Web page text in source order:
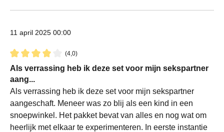
11 april 2025 00:00
(4,0)
Recensie met een waardering van 4 van de 5 sterren
Als verrassing heb ik deze set voor mijn sekspartner
aang...
Als verrassing heb ik deze set voor mijn sekspartner
aangeschaft. Meneer was zo blij als een kind in een
snoepwinkel. Het pakket bevat van alles en nog wat om
heerlijk met elkaar te experimenteren. In eerste instantie